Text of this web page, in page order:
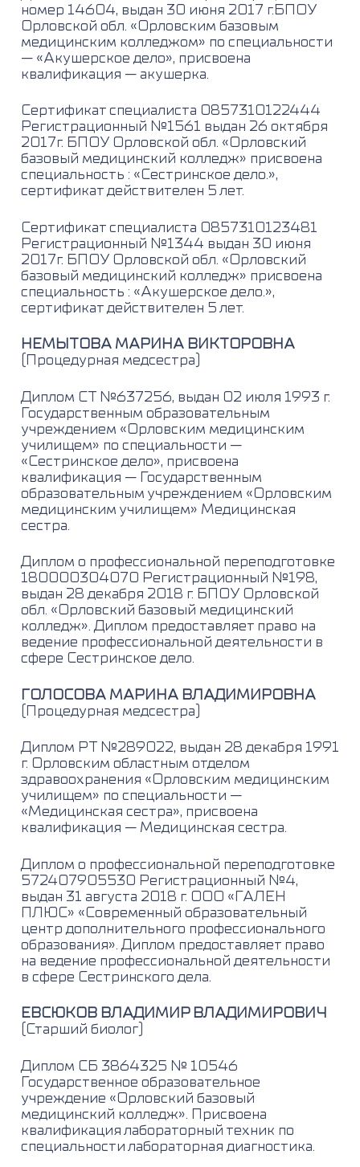
номер 14604, выдан 30 июня 2017 г.БПОУ
Орловской обл. «Орловским базовым
медицинским колледжом» по специальности
— «Акушерское дело», присвоена
квалификация — акушерка.
Сертификат специалиста 0857310122444
Регистрационный №1561 выдан 26 октября
2017г. БПОУ Орловской обл. «Орловский
базовый медицинский колледж» присвоена
специальность : «Сестринское дело.»,
сертификат действителен 5 лет.
Сертификат специалиста 0857310123481
Регистрационный №1344 выдан 30 июня
2017г. БПОУ Орловской обл. «Орловский
базовый медицинский колледж» присвоена
специальность : «Акушерское дело.»,
сертификат действителен 5 лет.
НЕМЫТОВА МАРИНА ВИКТОРОВНА
(Процедурная медсестра)
Диплом СТ №637256, выдан 02 июля 1993 г.
Государственным образовательным
учреждением «Орловским медицинским
училищем» по специальности —
«Сестринское дело», присвоена
квалификация — Государственным
образовательным учреждением «Орловским
медицинским училищем» Медицинская
сестра.
Диплом о профессиональной переподготовке
180000304070 Регистрационный №198,
выдан 28 декабря 2018 г. БПОУ Орловской
обл. «Орловский базовый медицинский
колледж». Диплом предоставляет право на
ведение профессиональной деятельности в
сфере Сестринское дело.
ГОЛОСОВА МАРИНА ВЛАДИМИРОВНА
(Процедурная медсестра)
Диплом РТ №289022, выдан 28 декабря 1991
г. Орловским областным отделом
здравоохранения «Орловским медицинским
училищем» по специальности —
«Медицинская сестра», присвоена
квалификация — Медицинская сестра.
Диплом о профессиональной переподготовке
572407905530 Регистрационный №4,
выдан 31 августа 2018 г. ООО «ГАЛЕН
ПЛЮС» «Современный образовательный
центр дополнительного профессионального
образования». Диплом предоставляет право
на ведение профессиональной деятельности
в сфере Сестринского дела.
ЕВСЮКОВ ВЛАДИМИР ВЛАДИМИРОВИЧ
(Старший биолог)
Диплом СБ 3864325 № 10546
Государственное образовательное
учреждение «Орловский базовый
медицинский колледж». Присвоена
квалификация лабораторный техник по
специальности лабораторная диагностика.